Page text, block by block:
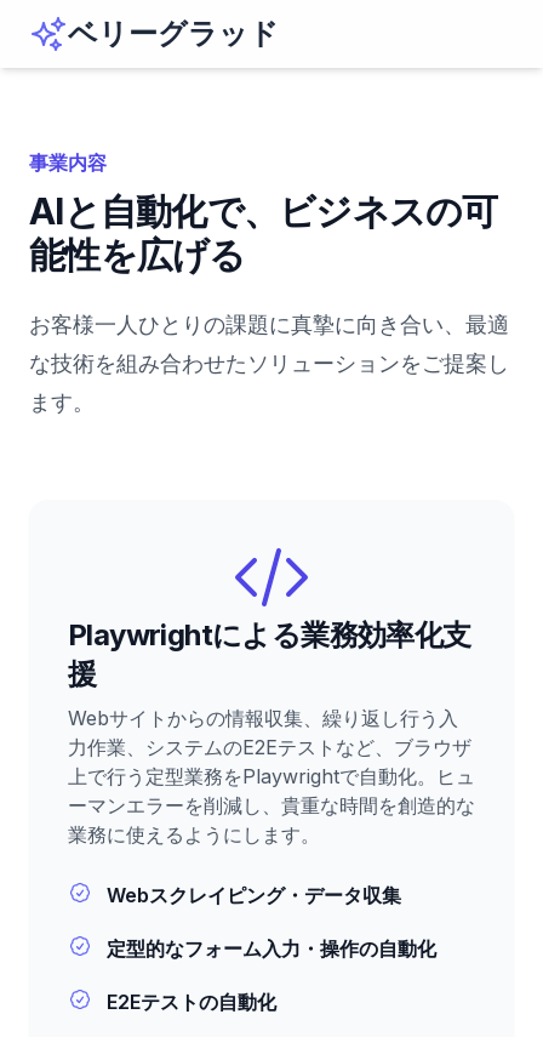
ベリーグラッド
事業内容
AIと自動化で、ビジネスの可
能性を広げる
お客様一人ひとりの課題に真摯に向き合い、最適
な技術を組み合わせたソリューションをご提案し
ます。
Playwrightによる業務効率化支
援
Webサイトからの情報収集、繰り返し行う入
力作業、システムのE2Eテストなど、ブラウザ
上で行う定型業務をPlaywrightで自動化。ヒュ
ーマンエラーを削減し、貴重な時間を創造的な
業務に使えるようにします。
Webスクレイピング・データ収集
定型的なフォーム入力・操作の自動化
E2Eテストの自動化